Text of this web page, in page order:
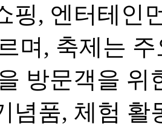
핑, 엔터테인
며, 축제는
방문객을 위
념품, 체험